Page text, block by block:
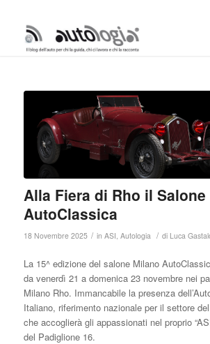
Alla Fiera di Rho il
AutoClassica
18 Novembre 2025 / in ASI Autologia / di Luca
La 15^ edizione del salone Milano
da venerdì 21 a domenica 23 novembre nei
Milano Rho. Immancabile la presenza
Italiano, riferimento nazionale per il settore
che accoglierà gli appassionati nel proprio
del Padiglione 16.